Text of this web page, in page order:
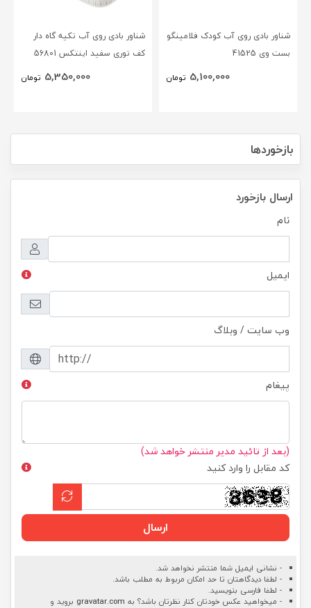
شناور بادی روی آب کودک فلامینگو
بست وی 41525
5,100,000 تومان
شناور بادی روی آب تکیه گاه دار
کف توری سفید اینتکس 56801
5,350,000 تومان
بازخوردها
ارسال بازخورد
نام
ایمیل
وب سایت / وبلاگ
پیغام
(بعد از تائید مدیر منتشر خواهد شد)
کد مقابل را وارد کنید
ارسال
- نشانی ایمیل شما منتشر نخواهد شد.
- لطفا دیدگاهتان تا حد امکان مربوط به مطلب باشد.
- لطفا فارسی بنویسید.
- میخواهید عکس خودتان کنار نظرتان باشد؟ به gravatar.com بروید و